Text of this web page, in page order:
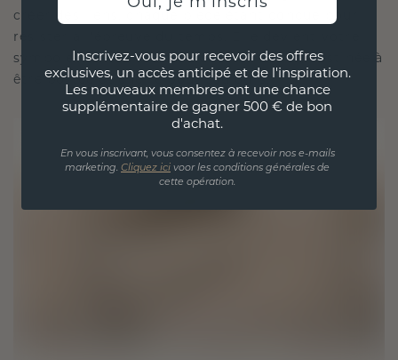
créer des liens, chaque pièce étant conçue pour
résister à l'épreuve du temps. Elle devient votre
symbole d'amour et de moments chéris, destinée à
être portée et chérie pour toujours.
Inscrivez-vous pour recevoir des offres
exclusives, un accès anticipé et de l'inspiration.
Les nouveaux membres ont une chance
supplémentaire de gagner 500 € de bon
d'achat.
En vous inscrivant, vous consentez à recevoir nos e-mails
marketing. Cliquez ici voor les conditions générales de
cette opération.